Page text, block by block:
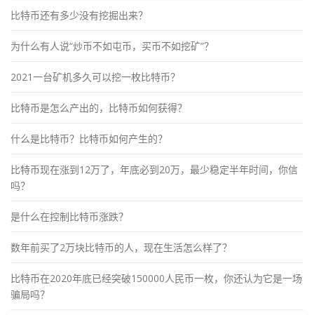
比特币还有多少没有挖掘出来？
为什么有人说“炒币不如屯币，买币不如挖矿”？
2021一台矿机多久可以挖一枚比特币？
比特币是怎么产出的，比特币如何获得？
什么是比特币？比特币如何产生的？
比特币现在涨到12万了，年底必到20万，最少稳定半年时间，你信
吗？
是什么在控制比特币涨跌？
数年前买了2万块比特币的人，现在生活怎么样了？
比特币在2020年底已经突破150000人民币一枚，你还认为它是一场
骗局吗？